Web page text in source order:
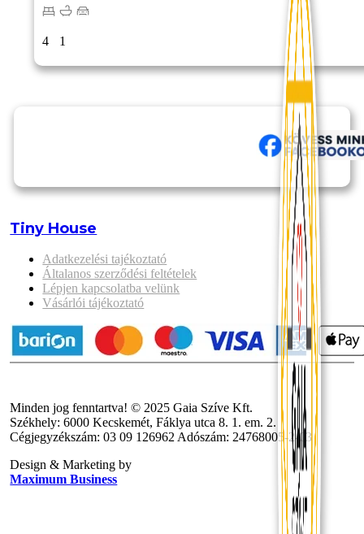
4 1
Tiny House
Adatkezelési tajékoztató
Általanos szerződési feltételek
Lépjen kapcsolatba velünk
Vásárlói tájékoztató
Minden jog fenntartva! © 2025 Gaia Szíve Kft.
Székhely: 6000 Kecskemét, Fáklya utca 8. 1. em. 2.
Cégjegyzékszám: 03 09 126962 Adószám: 24768005-2-03
Design & Marketing by
Maximum Business